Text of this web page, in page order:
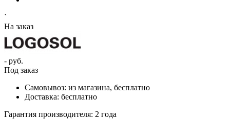
`
На заказ
- руб.
Под заказ
Самовывоз: из магазина, бесплатно
Доставка: бесплатно
Гарантия производителя: 2 года